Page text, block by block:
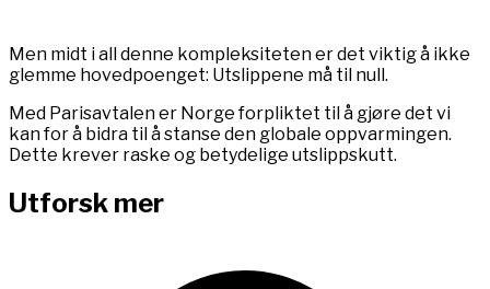
Men midt i all denne kompleksiteten er det viktig å ikke
glemme hovedpoenget: Utslippene må til null.
Med Parisavtalen er Norge forpliktet til å gjøre det vi
kan for å bidra til å stanse den globale oppvarmingen.
Dette krever raske og betydelige utslippskutt.
Utforsk mer